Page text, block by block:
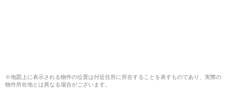
※地図上に表示される物件の位置は付近住所に所在することを表すものであり、実際の
物件所在地とは異なる場合がございます。